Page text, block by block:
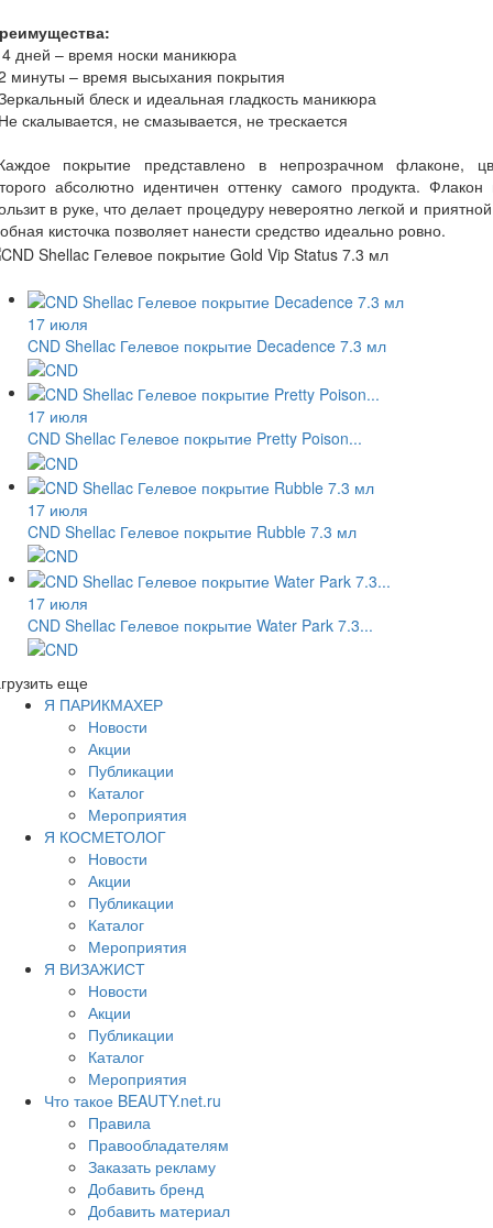
дней – время носки маникюра
минуты – время высыхания покрытия
блеск и идеальная гладкость маникюра
скалывается, не смазывается, не трескается
покрытие представлено в непрозрачном флаконе,
абсолютно идентичен оттенку самого продукта. Флакон
в руке, что делает процедуру невероятно легкой и
кисточка позволяет нанести средство идеально ровно.
17 июля
CND Shellac Гелевое покрытие Decadence 7.3 мл
17 июля
CND Shellac Гелевое покрытие Pretty Poison...
17 июля
CND Shellac Гелевое покрытие Rubble 7.3 мл
17 июля
CND Shellac Гелевое покрытие Water Park 7.3...
еще
Я ПАРИКМАХЕР
Новости
Акции
Публикации
Каталог
Мероприятия
Я КОСМЕТОЛОГ
Новости
Акции
Публикации
Каталог
Мероприятия
Я ВИЗАЖИСТ
Новости
Акции
Публикации
Каталог
Мероприятия
Что такое BEAUTY.net.ru
Правила
Правообладателям
Заказать рекламу
Добавить бренд
Добавить материал